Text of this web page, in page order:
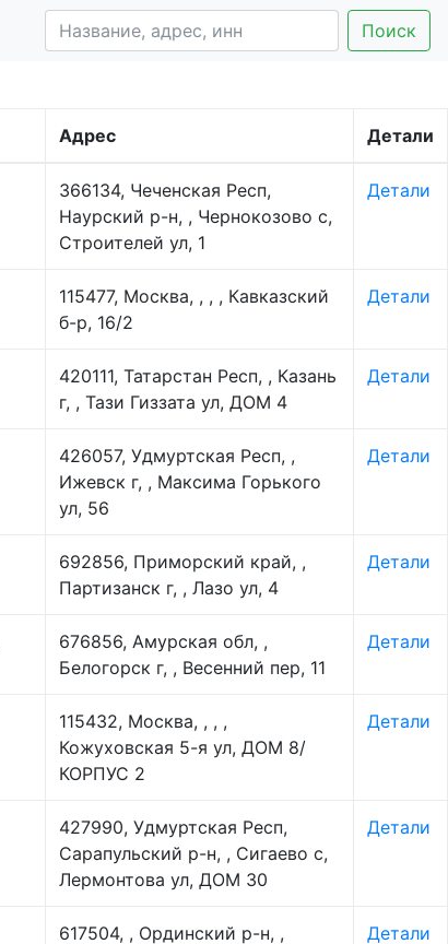
Поиск
Адрес Детали
366134, Чеченская Респ,
Наурский р-н, , Чернокозово с,
Строителей ул, 1
Детали
115477, Москва, , , , Кавказский
б-р, 16/2
Детали
420111, Татарстан Респ, , Казань
г, , Тази Гиззата ул, ДОМ 4
Детали
426057, Удмуртская Респ, ,
Ижевск г, , Максима Горького
ул, 56
Детали
692856, Приморский край, ,
Партизанск г, , Лазо ул, 4
Детали
676856, Амурская обл, ,
Белогорск г, , Весенний пер, 11
Детали
115432, Москва, , , ,
Кожуховская 5-я ул, ДОМ 8/
КОРПУС 2
Детали
427990, Удмуртская Респ,
Сарапульский р-н, , Сигаево с,
Лермонтова ул, ДОМ 30
Детали
617504, , Ординский р-н, ,
Детали